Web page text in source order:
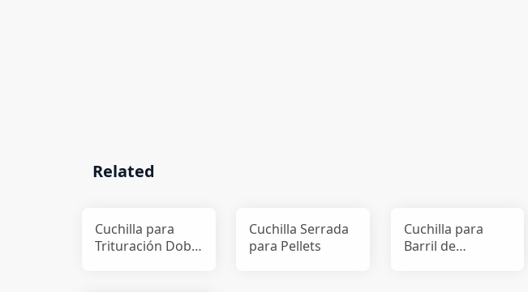
Related
Cuchilla para
Trituración Doble
Cuchilla Serrada
para Pellets
Cuchilla para
Barril de